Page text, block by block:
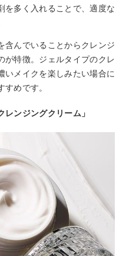
を多く入れることで、適度な
含んでいることからクレンジ
が特徴。ジェルタイプのクレ
いメイクを楽しみたい場合に
めです。
ンジングクリーム」